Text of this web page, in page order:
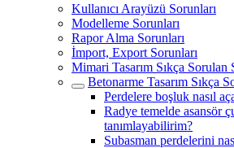
Kullanıcı Arayüzü Sorunları
Modelleme Sorunları
Rapor Alma Sorunları
İmport, Export Sorunları
Mimari Tasarım Sıkça Sorulan
Betonarme Tasarım Sıkça
Perdelere boşluk nasıl
Radye temelde asansör
tanımlayabilirim?
Subasman perdelerini